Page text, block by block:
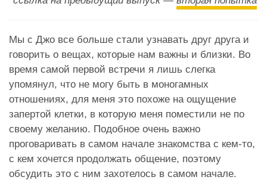
Мы с Джо все больше стали узнавать друг друга и
говорить о вещах, которые нам важны и близки. Во
время самой первой встречи я лишь слегка
упомянул, что не могу быть в моногамных
отношениях, для меня это похоже на ощущение
запертой клетки, в которую меня поместили не по
своему желанию. Подобное очень важно
проговаривать в самом начале знакомства с кем-то,
с кем хочется продолжать общение, поэтому
обсудить это с ним захотелось в самом начале.